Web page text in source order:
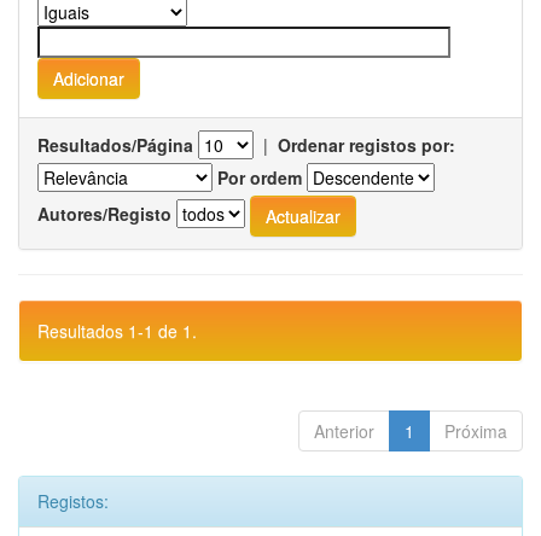
Resultados/Página | Ordenar registos por:
Por ordem
Autores/Registo
Resultados 1-1 de 1.
Anterior 1 Próxima
Registos: